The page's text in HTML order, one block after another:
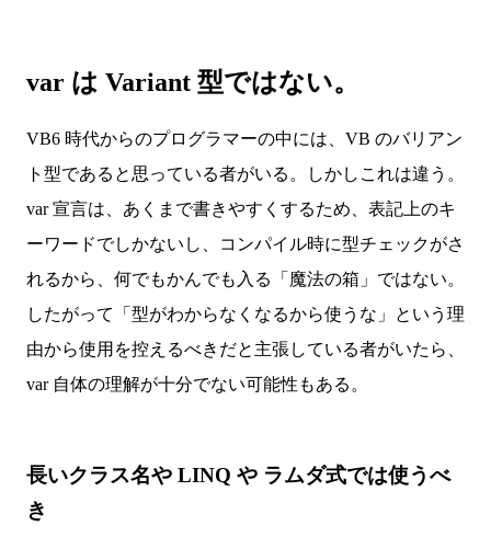
var は Variant 型ではない。
VB6 時代からのプログラマーの中には、VB のバリアン
ト型であると思っている者がいる。しかしこれは違う。
var 宣言は、あくまで書きやすくするため、表記上のキ
ーワードでしかないし、コンパイル時に型チェックがさ
れるから、何でもかんでも入る「魔法の箱」ではない。
したがって「型がわからなくなるから使うな」という理
由から使用を控えるべきだと主張している者がいたら、
var 自体の理解が十分でない可能性もある。
長いクラス名や LINQ や ラムダ式では使うべ
き